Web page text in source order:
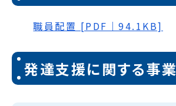
職員配置 [PDF｜94.1KB]
発達支援に関する事業